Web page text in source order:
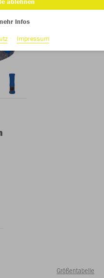
Größentabelle
Infos
Impressum